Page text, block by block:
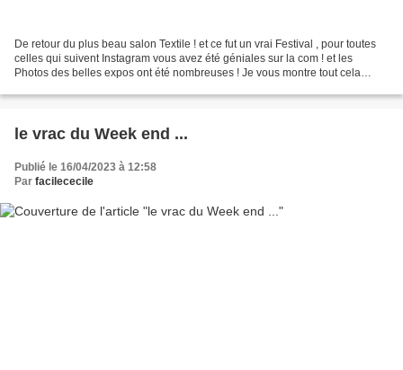
De retour du plus beau salon Textile ! et ce fut un vrai Festival , pour toutes
celles qui suivent Instagram vous avez été géniales sur la com ! et les
Photos des belles expos ont été nombreuses ! Je vous montre tout cela
le vrac du Week end ...
Publié le 16/04/2023 à 12:58
Par facilececile